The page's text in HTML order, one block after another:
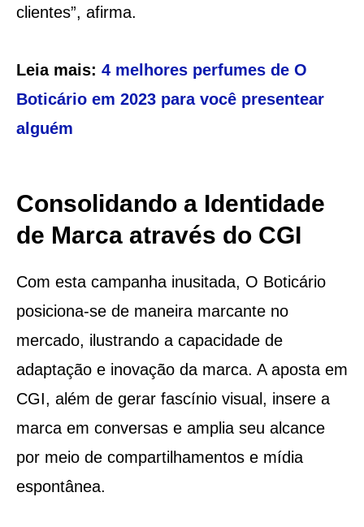
clientes”, afirma.
Leia mais: 4 melhores perfumes de O
Boticário em 2023 para você presentear
alguém
Consolidando a Identidade
de Marca através do CGI
Com esta campanha inusitada, O Boticário
posiciona-se de maneira marcante no
mercado, ilustrando a capacidade de
adaptação e inovação da marca. A aposta em
CGI, além de gerar fascínio visual, insere a
marca em conversas e amplia seu alcance
por meio de compartilhamentos e mídia
espontânea.